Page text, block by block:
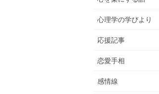
心理学の学びより
応援記事
恋愛手相
感情線